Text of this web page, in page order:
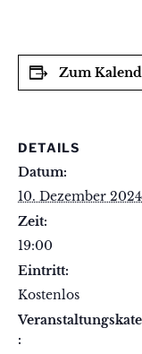
Zum
DETAILS
Datum:
10. Dezember 2024
Zeit:
19:00
Eintritt:
Kostenlos
: